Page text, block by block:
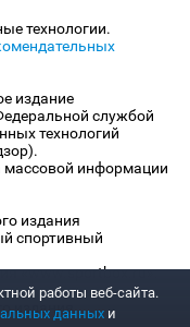
технологии.
издание
службой
технологий
массовой информации
издания
спортивный
«www.sportbox.ru»:
издания
работы веб-сайта.
данных и